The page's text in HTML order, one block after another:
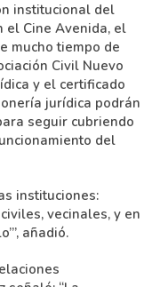
institucional del
el Cine Avenida, el
mucho tiempo de
Civil Nuevo
y el certificado
jurídica podrán
seguir cubriendo
del
instituciones:
vecinales, y en
añadió.